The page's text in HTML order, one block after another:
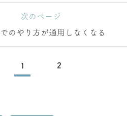
次のページ
のやり方が通用しなくなる
1 2